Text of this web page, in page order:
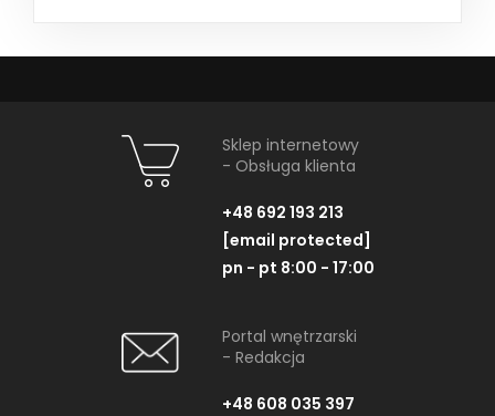
Sklep internetowy
- Obsługa klienta
+48 692 193 213
[email protected]
pn - pt 8:00 - 17:00
Portal wnętrzarski
- Redakcja
+48 608 035 397